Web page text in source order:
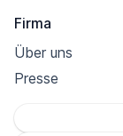
Firma
Über uns
Presse